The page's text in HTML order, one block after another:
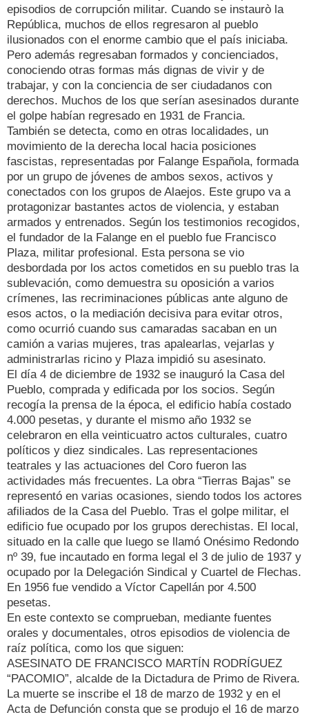
episodios de corrupción militar. Cuando se instaurò la
República, muchos de ellos regresaron al pueblo
ilusionados con el enorme cambio que el país iniciaba.
Pero además regresaban formados y concienciados,
conociendo otras formas más dignas de vivir y de
trabajar, y con la conciencia de ser ciudadanos con
derechos. Muchos de los que serían asesinados durante
el golpe habían regresado en 1931 de Francia.
También se detecta, como en otras localidades, un
movimiento de la derecha local hacia posiciones
fascistas, representadas por Falange Española, formada
por un grupo de jóvenes de ambos sexos, activos y
conectados con los grupos de Alaejos. Este grupo va a
protagonizar bastantes actos de violencia, y estaban
armados y entrenados. Según los testimonios recogidos,
el fundador de la Falange en el pueblo fue Francisco
Plaza, militar profesional. Esta persona se vio
desbordada por los actos cometidos en su pueblo tras la
sublevación, como demuestra su oposición a varios
crímenes, las recriminaciones públicas ante alguno de
esos actos, o la mediación decisiva para evitar otros,
como ocurrió cuando sus camaradas sacaban en un
camión a varias mujeres, tras apalearlas, vejarlas y
administrarlas ricino y Plaza impidió su asesinato.
El día 4 de diciembre de 1932 se inauguró la Casa del
Pueblo, comprada y edificada por los socios. Según
recogía la prensa de la época, el edificio había costado
4.000 pesetas, y durante el mismo año 1932 se
celebraron en ella veinticuatro actos culturales, cuatro
políticos y diez sindicales. Las representaciones
teatrales y las actuaciones del Coro fueron las
actividades más frecuentes. La obra “Tierras Bajas” se
representó en varias ocasiones, siendo todos los actores
afiliados de la Casa del Pueblo. Tras el golpe militar, el
edificio fue ocupado por los grupos derechistas. El local,
situado en la calle que luego se llamó Onésimo Redondo
nº 39, fue incautado en forma legal el 3 de julio de 1937 y
ocupado por la Delegación Sindical y Cuartel de Flechas.
En 1956 fue vendido a Víctor Capellán por 4.500
pesetas.
En este contexto se comprueban, mediante fuentes
orales y documentales, otros episodios de violencia de
raíz política, como los que siguen:
ASESINATO DE FRANCISCO MARTÍN RODRÍGUEZ
“PACOMIO”, alcalde de la Dictadura de Primo de Rivera.
La muerte se inscribe el 18 de marzo de 1932 y en el
Acta de Defunción consta que se produjo el 16 de marzo